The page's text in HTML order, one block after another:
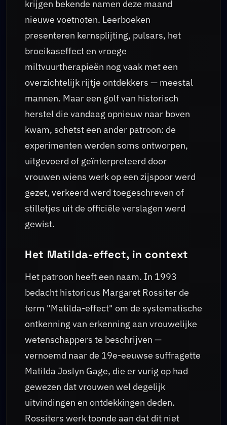
krijgen bekende namen deze maand
nieuwe voetnoten. Leerboeken
presenteren kernsplijting, pulsars, het
broeikaseffect en vroege
miltvuurtherapieën nog vaak met een
overzichtelijk rijtje ontdekkers — meestal
mannen. Maar een golf van historisch
herstel die vandaag opnieuw naar boven
kwam, schetst een ander patroon: de
experimenten werden soms ontworpen,
uitgevoerd of geïnterpreteerd door
vrouwen wiens werk op een zijspoor werd
gezet, verkeerd werd toegeschreven of
stilletjes uit de officiële verslagen werd
gewist.
Het Matilda-effect, in context
Het patroon heeft een naam. In 1993
bedacht historicus Margaret Rossiter de
term "Matilda-effect" om de systematische
ontkenning van erkenning aan vrouwelijke
wetenschappers te beschrijven —
vernoemd naar de 19e-eeuwse suffragette
Matilda Joslyn Gage, die er vurig op had
gewezen dat vrouwen wel degelijk
uitvindingen en ontdekkingen deden.
Rossiters werk toonde aan dat dit niet